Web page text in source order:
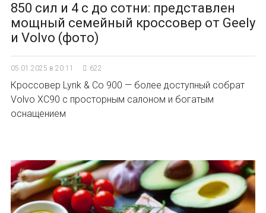
850 сил и 4 с до сотни: представлен
мощный семейный кроссовер от Geely
и Volvo (фото)
05.01.2025 в 20:11 622
Кроссовер Lynk & Co 900 — более доступный собрат
Volvo XC90 с просторным салоном и богатым
оснащением